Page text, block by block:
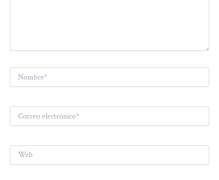
Nombre*
Correo
electrónico*
Web